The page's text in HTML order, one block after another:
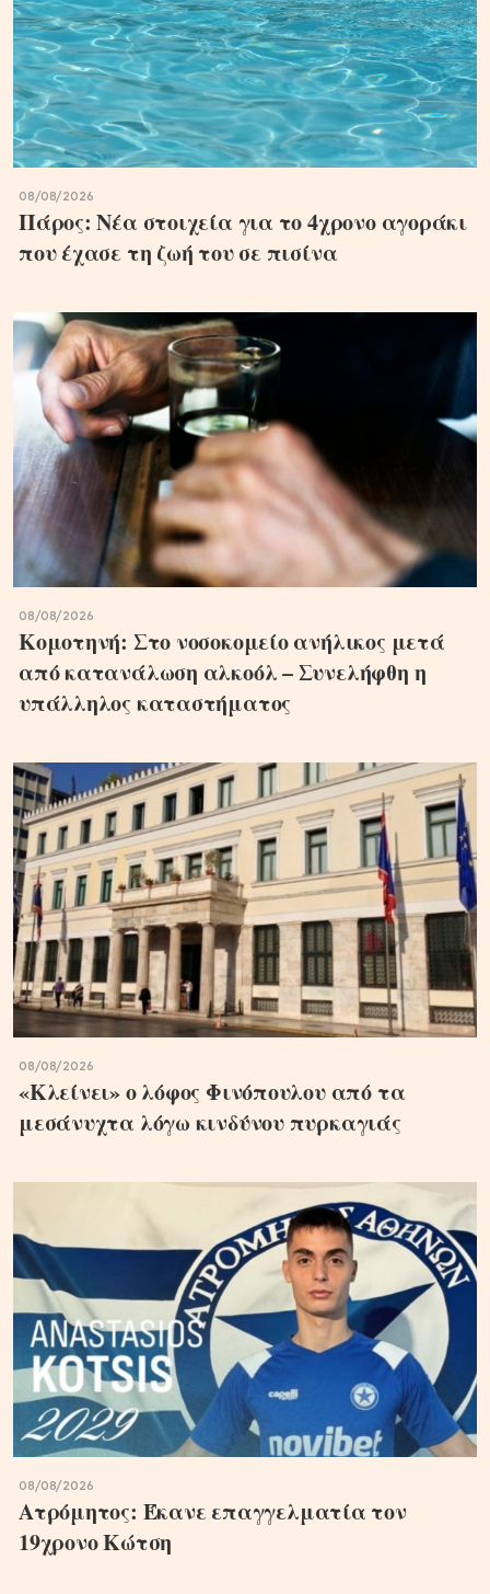
08/08/2026
Πάρος: Νέα στοιχεία για το 4χρονο αγοράκι
που έχασε τη ζωή του σε πισίνα
08/08/2026
Κομοτηνή: Στο νοσοκομείο ανήλικος μετά
από κατανάλωση αλκοόλ – Συνελήφθη η
υπάλληλος καταστήματος
08/08/2026
«Κλείνει» ο λόφος Φινόπουλου από τα
μεσάνυχτα λόγω κινδύνου πυρκαγιάς
08/08/2026
Ατρόμητος: Έκανε επαγγελματία τον
19χρονο Κώτση